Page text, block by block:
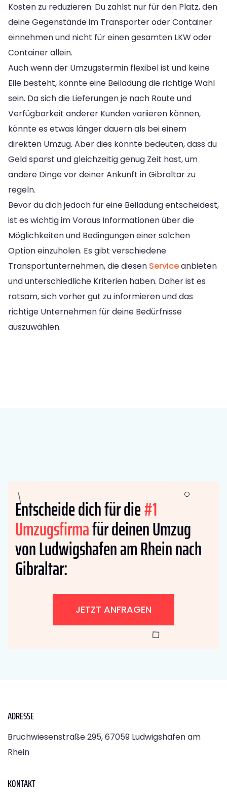
Kosten zu reduzieren. Du zahlst nur für den Platz, den
deine Gegenstände im Transporter oder Container
einnehmen und nicht für einen gesamten LKW oder
Container allein.
Auch wenn der Umzugstermin flexibel ist und keine
Eile besteht, könnte eine Beiladung die richtige Wahl
sein. Da sich die Lieferungen je nach Route und
Verfügbarkeit anderer Kunden variieren können,
könnte es etwas länger dauern als bei einem
direkten Umzug. Aber dies könnte bedeuten, dass du
Geld sparst und gleichzeitig genug Zeit hast, um
andere Dinge vor deiner Ankunft in Gibraltar zu
regeln.
Bevor du dich jedoch für eine Beiladung entscheidest,
ist es wichtig im Voraus Informationen über die
Möglichkeiten und Bedingungen einer solchen
Option einzuholen. Es gibt verschiedene
Transportunternehmen, die diesen Serviceanbieten
und unterschiedliche Kriterien haben. Daher ist es
ratsam, sich vorher gut zu informieren und das
richtige Unternehmen für deine Bedürfnisse
auszuwählen.
Entscheide dich für die#1
Umzugsfirmafür deinen Umzug
von Ludwigshafen am Rhein nach
Gibraltar:
JETZT ANFRAGEN
ADRESSE
Bruchwiesenstraße 295, 67059 Ludwigshafen am
Rhein
KONTAKT